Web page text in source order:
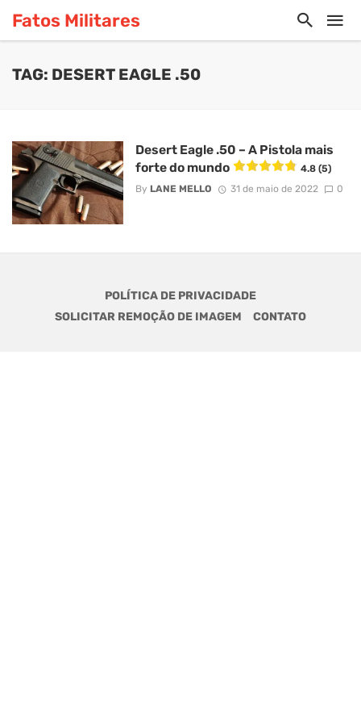
Fatos Militares
TAG: DESERT EAGLE .50
Desert Eagle .50 – A Pistola mais
forte do mundo
4.8 (5)
By LANE MELLO 31 de maio de 2022 0
POLÍTICA DE PRIVACIDADE
SOLICITAR REMOÇÃO DE IMAGEM
CONTATO